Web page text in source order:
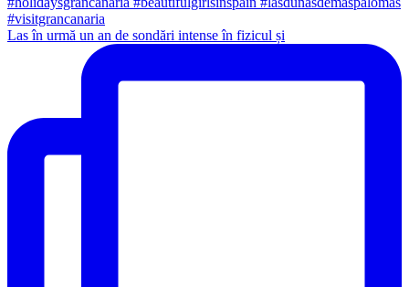
Las în urmă un an de sondări intense în fizicul și